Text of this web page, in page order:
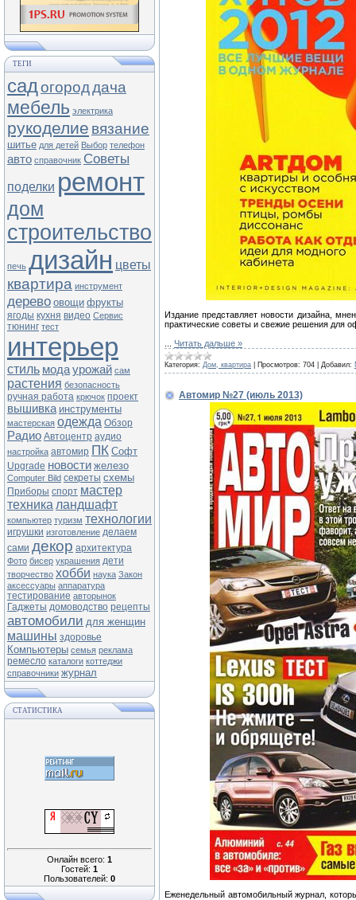
ТЕГИ
садогороддача
мебель электрика
рукоделие вязание
шитье для детей Выбор телефон
авто справочник Советы
поделки ремонт
дом
строительство
печь дизайн цветы
квартира инструмент
дерево овощи фрукты
ягоды кухня видео Сервис
тюнинг тест
интерьер
стиль модаурожай сам
растения безопасность
ручная работа крючок проект
вышивка инструменты
мастерская одежда Обзор
Радио Автоцентр аудио
настройка автомир ПК Софт
Upgrade новости железо
Computer Bild секреты схемы
Приборы спорт мастер
техника ландшафт
компьютер туризм технологии
игрушки изготовление делаем
сами декор архитектура
Фото бисер украшения дети
творчество хобби наука Закон
аксессуары аппаратура
тестирование авторынок
Гаджеты домоводство рецепты
автомобили для женщин
машины здоровье
Компьютеры семья реклама
ремесло каталоги коттеджи
справочники журнал
СТАТИСТИКА
Онлайн всего: 1
Гостей: 1
Пользователей: 0
Издание представляет новости дизайна,
практические советы и свежие решения для
Читать дальше »
Категория: Дом, квартира Просмотров: 704 Добавил:
Автомир №27 (июль 2013)
Еженедельный автомобильный журнал,